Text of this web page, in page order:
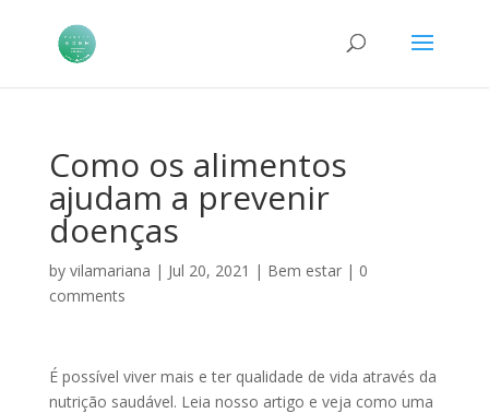
Como os alimentos
ajudam a prevenir
doenças
by vilamariana | Jul 20, 2021 | Bem estar| 0
comments
É possível viver mais e ter qualidade de vida através da
nutrição saudável. Leia nosso artigo e veja como uma